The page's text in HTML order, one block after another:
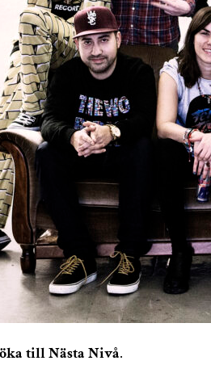
till Nästa Nivå.